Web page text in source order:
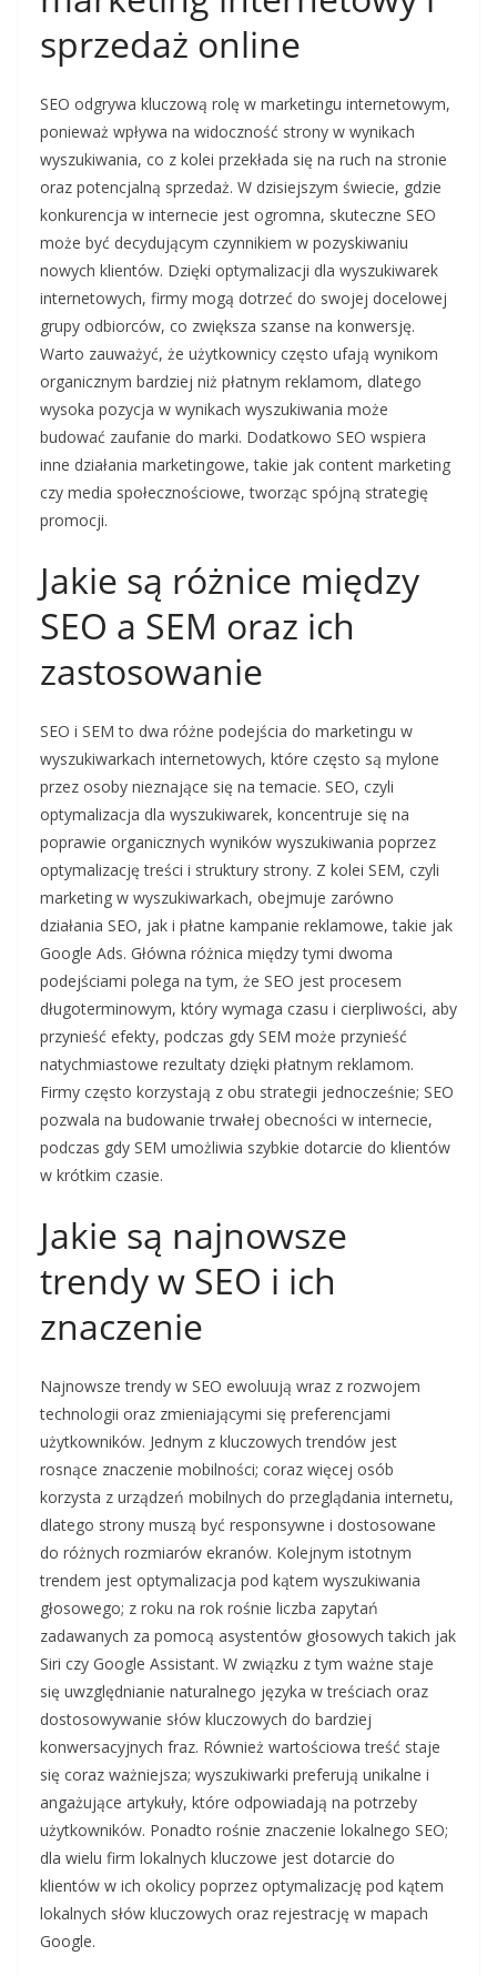
sprzedaż online
SEO odgrywa kluczową rolę w marketingu internetowym,
ponieważ wpływa na widoczność strony w wynikach
wyszukiwania, co z kolei przekłada się na ruch na stronie
oraz potencjalną sprzedaż. W dzisiejszym świecie, gdzie
konkurencja w internecie jest ogromna, skuteczne SEO
może być decydującym czynnikiem w pozyskiwaniu
nowych klientów. Dzięki optymalizacji dla wyszukiwarek
internetowych, firmy mogą dotrzeć do swojej docelowej
grupy odbiorców, co zwiększa szanse na konwersję.
Warto zauważyć, że użytkownicy często ufają wynikom
organicznym bardziej niż płatnym reklamom, dlatego
wysoka pozycja w wynikach wyszukiwania może
budować zaufanie do marki. Dodatkowo SEO wspiera
inne działania marketingowe, takie jak content marketing
czy media społecznościowe, tworząc spójną strategię
promocji.
Jakie są różnice między
SEO a SEM oraz ich
zastosowanie
SEO i SEM to dwa różne podejścia do marketingu w
wyszukiwarkach internetowych, które często są mylone
przez osoby nieznające się na temacie. SEO, czyli
optymalizacja dla wyszukiwarek, koncentruje się na
poprawie organicznych wyników wyszukiwania poprzez
optymalizację treści i struktury strony. Z kolei SEM, czyli
marketing w wyszukiwarkach, obejmuje zarówno
działania SEO, jak i płatne kampanie reklamowe, takie jak
Google Ads. Główna różnica między tymi dwoma
podejściami polega na tym, że SEO jest procesem
długoterminowym, który wymaga czasu i cierpliwości, aby
przynieść efekty, podczas gdy SEM może przynieść
natychmiastowe rezultaty dzięki płatnym reklamom.
Firmy często korzystają z obu strategii jednocześnie; SEO
pozwala na budowanie trwałej obecności w internecie,
podczas gdy SEM umożliwia szybkie dotarcie do klientów
w krótkim czasie.
Jakie są najnowsze
trendy w SEO i ich
znaczenie
Najnowsze trendy w SEO ewoluują wraz z rozwojem
technologii oraz zmieniającymi się preferencjami
użytkowników. Jednym z kluczowych trendów jest
rosnące znaczenie mobilności; coraz więcej osób
korzysta z urządzeń mobilnych do przeglądania internetu,
dlatego strony muszą być responsywne i dostosowane
do różnych rozmiarów ekranów. Kolejnym istotnym
trendem jest optymalizacja pod kątem wyszukiwania
głosowego; z roku na rok rośnie liczba zapytań
zadawanych za pomocą asystentów głosowych takich jak
Siri czy Google Assistant. W związku z tym ważne staje
się uwzględnianie naturalnego języka w treściach oraz
dostosowywanie słów kluczowych do bardziej
konwersacyjnych fraz. Również wartościowa treść staje
się coraz ważniejsza; wyszukiwarki preferują unikalne i
angażujące artykuły, które odpowiadają na potrzeby
użytkowników. Ponadto rośnie znaczenie lokalnego SEO;
dla wielu firm lokalnych kluczowe jest dotarcie do
klientów w ich okolicy poprzez optymalizację pod kątem
lokalnych słów kluczowych oraz rejestrację w mapach
Google.